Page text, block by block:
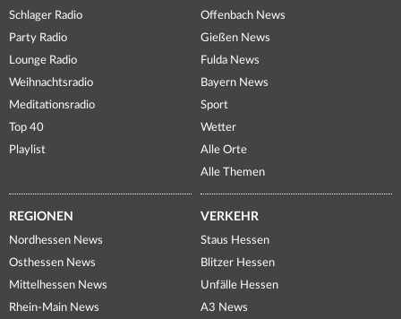
Schlager Radio
Party Radio
Lounge Radio
Weihnachtsradio
Meditationsradio
Top 40
Playlist
Offenbach News
Gießen News
Fulda News
Bayern News
Sport
Wetter
Alle Orte
Alle Themen
REGIONEN
Nordhessen News
Osthessen News
Mittelhessen News
Rhein-Main News
VERKEHR
Staus Hessen
Blitzer Hessen
Unfälle Hessen
A3 News